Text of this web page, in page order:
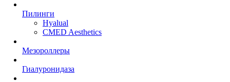
Пилинги
Hyalual
CMED Aesthetics
Мезороллеры
Гиалуронидаза